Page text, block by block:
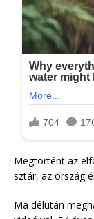
Megtörtént az
sztár, az ország
Ma délután